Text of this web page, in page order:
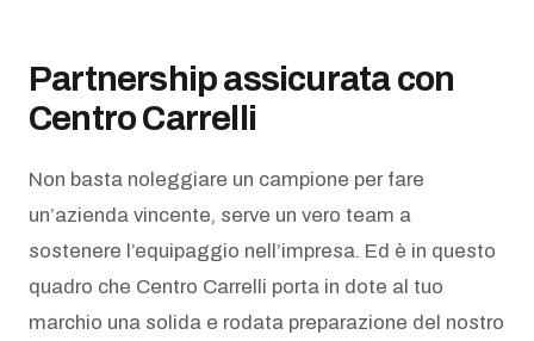
Partnership assicurata con
Centro Carrelli
Non basta noleggiare un campione per fare
un’azienda vincente, serve un vero team a
sostenere l’equipaggio nell’impresa. Ed è in questo
quadro che Centro Carrelli porta in dote al tuo
marchio una solida e rodata preparazione del nostro